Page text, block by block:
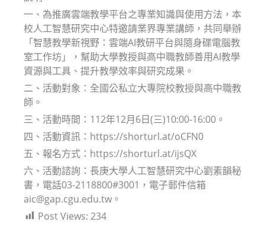
一、為推廣雲端教學平台之專業知識與使用方法，本
校人工智慧研究中心特邀請業界專業講師，共同舉辦
「智慧教學新視野：雲端AI教研平台與隨身碟電腦教
室工作坊」，幫助大學教授與高中職教師善用AI教學
資源與工具、提升教學效率與研究成果。
二、活動對象：全國公私立大專院校教授與高中職教
師。
三、活動時間：112年12月6日(三)10:00-16:00。
四、活動資訊：https://shorturl.at/oCFN0
五、報名方式：https://shorturl.at/ijsQX
六、活動諮詢：長庚大學人工智慧研究中心劉素韻秘
書，電話03-2118800#3001，電子郵件信箱
aic@gap.cgu.edu.tw。
Post Views: 234